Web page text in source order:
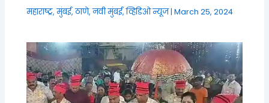
महाराष्ट्र,मुंबई, ठाणे, नवी मुंबई,व्हिडिओ न्यूज|March 25, 2024